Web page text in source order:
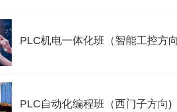
PLC机电一体化班（智能工控方
PLC自动化编程班（西门子方向)